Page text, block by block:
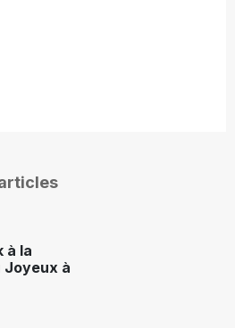
à la
Joyeux à